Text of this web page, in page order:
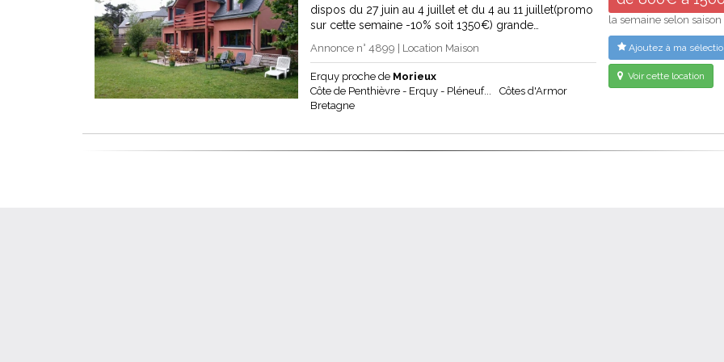
dispos du 27 juin au 4 juillet et du 4 au 11 juillet(promo
sur cette semaine -10% soit 1350€) grande…
Annonce n° 4899 | Location Maison
Erquy proche de Morieux
Côte de Penthièvre - Erquy - Pléneuf...
Côtes d'Armor
Bretagne
la semaine selon saison
Ajoutez à ma
Voir cette location